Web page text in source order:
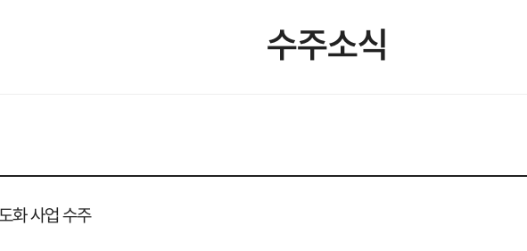
수주소식
화 사업 수주